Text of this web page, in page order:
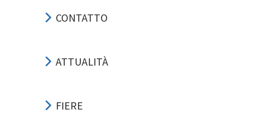
CONTATTO
ATTUALITÀ
FIERE